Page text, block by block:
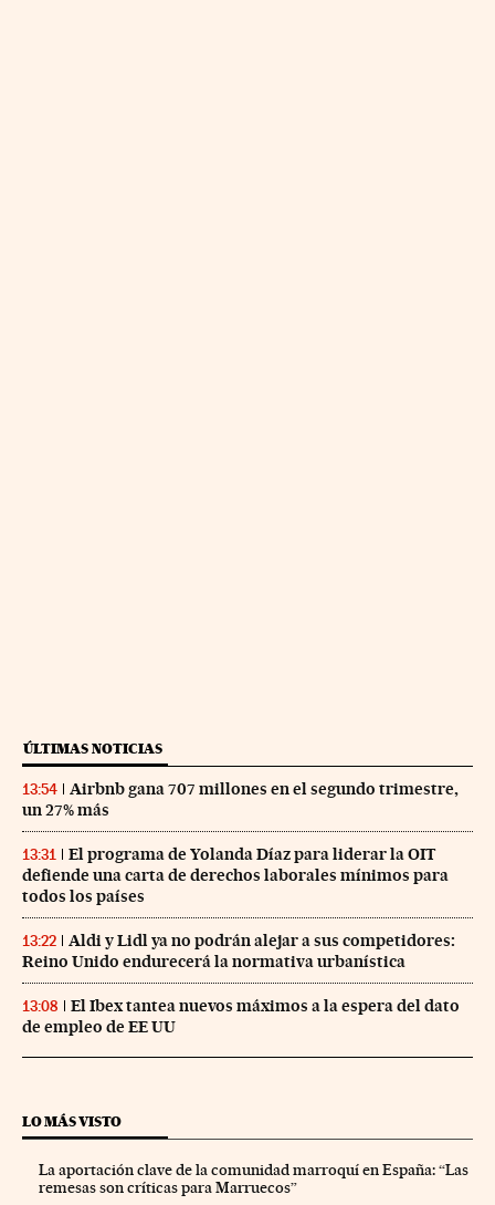
ÚLTIMAS NOTICIAS
13:54
Airbnb gana 707 millones en el segundo trimestre,
un 27% más
13:31
El programa de Yolanda Díaz para liderar la OIT
defiende una carta de derechos laborales mínimos para
todos los países
13:22
Aldi y Lidl ya no podrán alejar a sus competidores:
Reino Unido endurecerá la normativa urbanística
13:08
El Ibex tantea nuevos máximos a la espera del dato
de empleo de EE UU
LO MÁS VISTO
La aportación clave de la comunidad marroquí en España: “Las
remesas son críticas para Marruecos”